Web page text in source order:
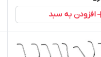
افزودن به سبد